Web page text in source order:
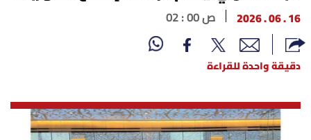
إقرأ الجريدة
لبنان
نداء اليوم
16 . 06 . 2026 02 : 00 ص
دقيقة واحدة للقراءة